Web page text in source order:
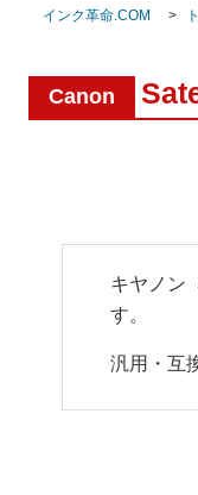
インク革命.COM
Canon
キヤノン
す。
汎用・互